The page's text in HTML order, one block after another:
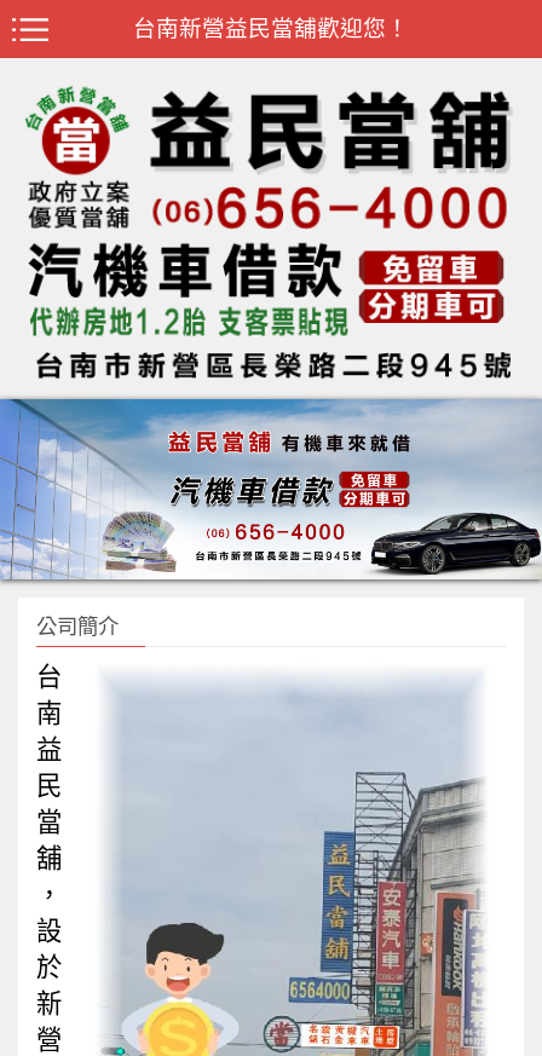
台南新營益民當舖歡迎您！
公司簡介
台
南
益
民
當
舖
，
設
於
新
營